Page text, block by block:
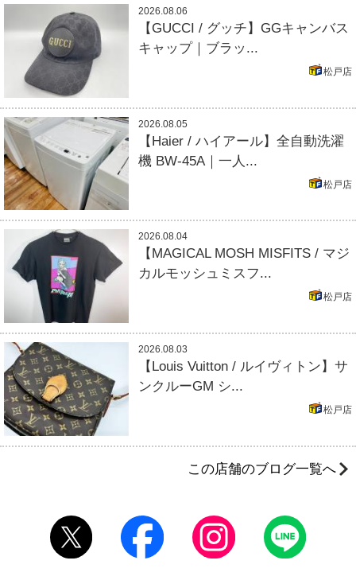
2026.08.06
【GUCCI / グッチ】GGキャンバス
キャップ｜ブラッ...
松戸店
2026.08.05
【Haier / ハイアール】全自動洗濯
機 BW-45A｜一人...
松戸店
2026.08.04
【MAGICAL MOSH MISFITS / マジ
カルモッシュミスフ...
松戸店
2026.08.03
【Louis Vuitton / ルイヴィトン】サ
ンクルーGM シ...
松戸店
この店舗のブログ一覧へ